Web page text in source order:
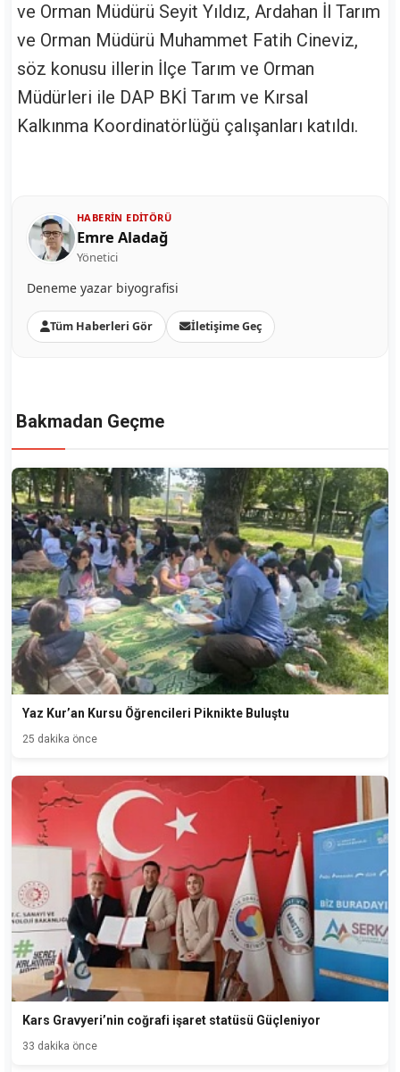
ve Orman Müdürü Seyit Yıldız, Ardahan İl Tarım
ve Orman Müdürü Muhammet Fatih Cineviz,
söz konusu illerin İlçe Tarım ve Orman
Müdürleri ile DAP BKİ Tarım ve Kırsal
Kalkınma Koordinatörlüğü çalışanları katıldı.
HABERIN EDITÖRÜ
Emre Aladağ
Yönetici
Deneme yazar biyografisi
Tüm Haberleri Gör İletişime Geç
Bakmadan Geçme
Yaz Kur’an Kursu Öğrencileri Piknikte Buluştu
25 dakika önce
Kars Gravyeri’nin coğrafi işaret statüsü Güçleniyor
33 dakika önce